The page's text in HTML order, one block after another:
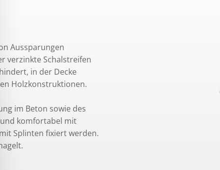
Aussparungen
verzinkte Schalstreifen
in der Decke
Holzkonstruktionen.
im Beton sowie des
komfortabel mit
Splinten fixiert werden.